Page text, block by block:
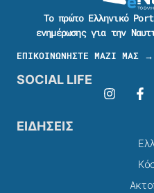
Το πρώτο Ελληνικό
ενημέρωσης για την
ΕΠΙΚΟΙΝΩΝΗΣΤΕ ΜΑΖΙ ΜΑΣ →
SOCIAL LIFE
ΕΙΔΗΣΕΙΣ